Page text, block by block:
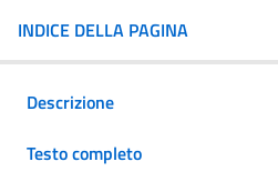
INDICE DELLA PAGINA
Descrizione
Testo completo